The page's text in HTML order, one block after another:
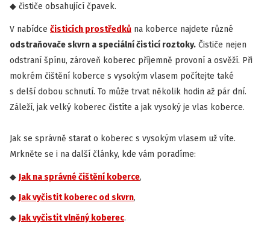
čističe obsahující čpavek.
V nabídce čisticích prostředků na koberce najdete různé
odstraňovače skvrn a speciální čisticí roztoky. Čističe nejen
odstraní špínu, zároveň koberec příjemně provoní a osvěží. Při
mokrém čištění koberce s vysokým vlasem počítejte také
s delší dobou schnutí. To může trvat několik hodin až pár dní.
Záleží, jak velký koberec čistíte a jak vysoký je vlas koberce.
Jak se správně starat o koberec s vysokým vlasem už víte.
Mrkněte se i na další články, kde vám poradíme:
Jak na správné čištění koberce,
Jak vyčistit koberec od skvrn,
Jak vyčistit vlněný koberec.